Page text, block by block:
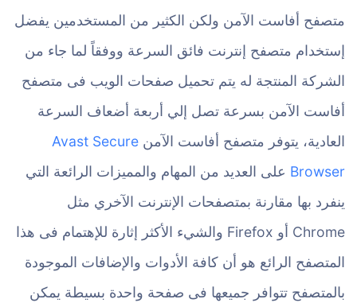
متصفح أفاست الآمن ولكن الكثير من المستخدمين يفضل
إستخدام متصفح إنترنت فائق السرعة ووفقاً لما جاء من
الشركة المنتجة له يتم تحميل صفحات الويب فى متصفح
أفاست الآمن بسرعة تصل إلي أربعة أضعاف السرعة
العادية، يتوفر متصفح أفاست الآمن Avast Secure
Browser على العديد من المهام والمميزات الرائعة التي
ينفرد بها مقارنة بمتصفحات الإنترنت الآخري مثل
Chrome أو Firefox والشيء الأكثر إثارة للإهتمام فى هذا
المتصفح الرائع هو أن كافة الأدوات والإضافات الموجودة
بالمتصفح تتوافر جميعها فى صفحة واحدة بسيطة يمكن